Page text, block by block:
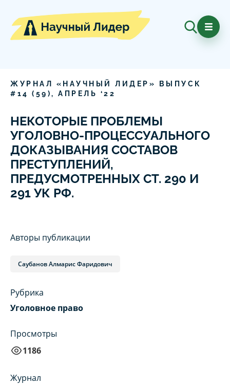
ЖУРНАЛ «НАУЧНЫЙ ЛИДЕР» ВЫПУСК
# 14 ( 59 ), АПРЕЛЬ ‘22
НЕКОТОРЫЕ ПРОБЛЕМЫ
УГОЛОВНО-ПРОЦЕССУАЛЬНОГО
ДОКАЗЫВАНИЯ СОСТАВОВ
ПРЕСТУПЛЕНИЙ,
ПРЕДУСМОТРЕННЫХ СТ. 290 И
291 УК РФ.
Авторы публикации
Саубанов Алмарис Фаридович
Рубрика
Уголовное право
Просмотры
1186
Журнал